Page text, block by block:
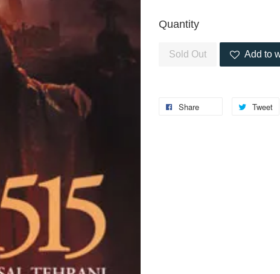
Quantity
Sold Out Add to
Share Tweet